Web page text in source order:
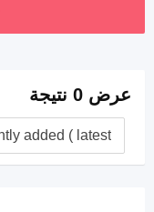
عرض 0 نتيجة